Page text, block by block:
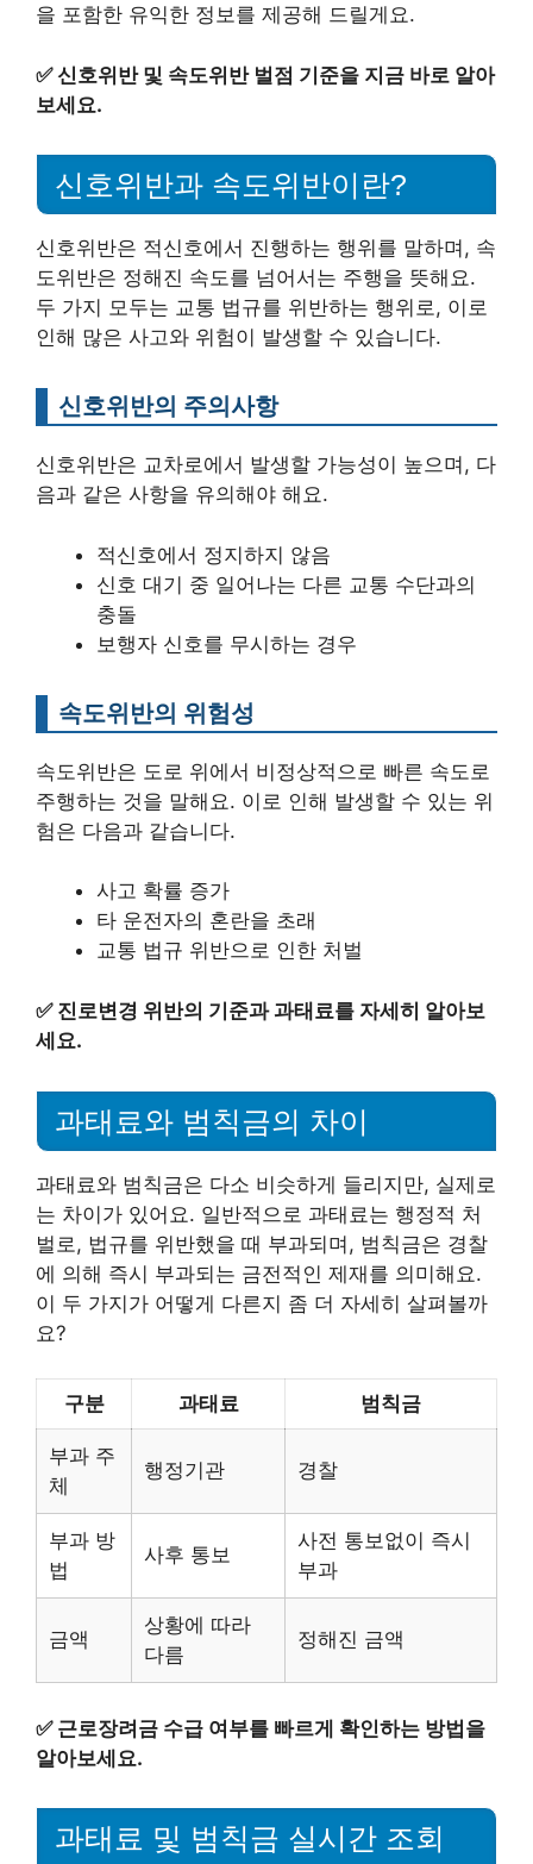
을 포함한 유익한 정보를 제공해 드릴게요.
✅신호위반 및 속도위반 벌점 기준을 지금 바로 알아
보세요.
신호위반과 속도위반이란?
신호위반은 적신호에서 진행하는 행위를 말하며, 속
도위반은 정해진 속도를 넘어서는 주행을 뜻해요.
두 가지 모두는 교통 법규를 위반하는 행위로, 이로
인해 많은 사고와 위험이 발생할 수 있습니다.
신호위반의 주의사항
신호위반은 교차로에서 발생할 가능성이 높으며, 다
음과 같은 사항을 유의해야 해요.
적신호에서 정지하지 않음
신호 대기 중 일어나는 다른 교통 수단과의
충돌
보행자 신호를 무시하는 경우
속도위반의 위험성
속도위반은 도로 위에서 비정상적으로 빠른 속도로
주행하는 것을 말해요. 이로 인해 발생할 수 있는 위
험은 다음과 같습니다.
사고 확률 증가
타 운전자의 혼란을 초래
교통 법규 위반으로 인한 처벌
✅ 진로변경 위반의 기준과 과태료를 자세히 알아보
세요.
과태료와 범칙금의 차이
과태료와 범칙금은 다소 비슷하게 들리지만, 실제로
는 차이가 있어요. 일반적으로 과태료는 행정적 처
벌로, 법규를 위반했을 때 부과되며, 범칙금은 경찰
에 의해 즉시 부과되는 금전적인 제재를 의미해요.
이 두 가지가 어떻게 다른지 좀 더 자세히 살펴볼까
요?
구분 과태료 범칙금
부과 주
체
행정기관 경찰
부과 방
법
사후 통보
사전 통보없이 즉시
부과
금액
상황에 따라
다름
정해진 금액
✅ 근로장려금 수급 여부를 빠르게 확인하는 방법을
알아보세요.
과태료 및 범칙금 실시간 조회